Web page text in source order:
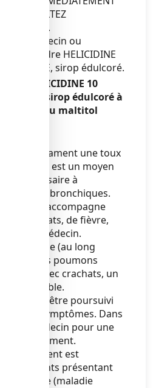
CONSULTEZ
MEDECIN.
votre médecin ou
de prendre HELICIDINE
SUCRE, sirop édulcoré.
HELICIDINE 10
SUCRE, sirop édulcoré à
et au maltitol
ce médicament une toux
la toux est un moyen
nécessaire à
sécrétions bronchiques.
grasse, s'accompagne
de crachats, de fièvre,
votre médecin.
chronique (au long
ou des poumons
de toux avec crachats, un
devra pas être poursuivi
des symptômes. Dans
votre médecin pour une
traitement.
médicament est
les patients présentant
fructose (maladie